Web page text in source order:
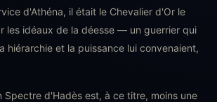
d'Athéna, il était le Chevalier d'Or le
les idéaux de la déesse — un guerrier qui
hiérarchie et la puissance lui convenaient,
Spectre d'Hadès est, à ce titre, moins une